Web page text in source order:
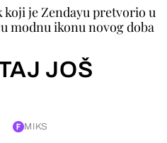
koji je Zendayu pretvorio u
modnu ikonu novog doba
JOŠ
MIKS